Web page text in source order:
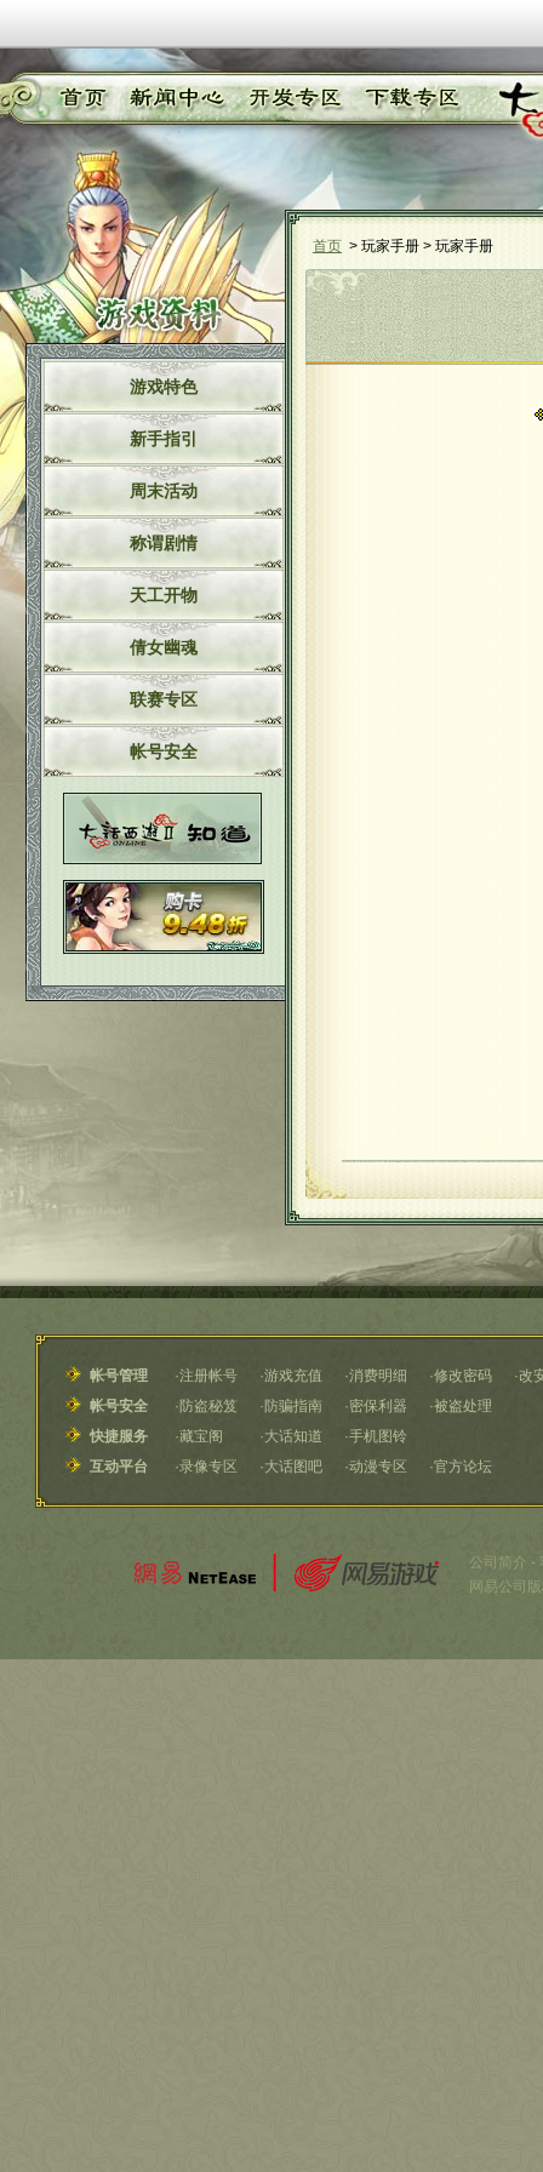
游戏特色
新手指引
周末活动
称谓剧情
天工开物
倩女幽魂
联赛专区
帐号安全
首页 > 玩家手册 > 玩家手册
帐号管理 ·注册帐号 ·游戏充值 ·消费明细 ·修改密码 ·改
帐号安全
· 防盗秘笈 · 防骗指南 ·密保利器 ·被盗处理
快捷服务
·藏宝阁 ·大话知道 ·手机图铃
互动平台
·录像专区 ·大话图吧 ·动漫专区 ·官方论坛
公司简介 -
网易公司